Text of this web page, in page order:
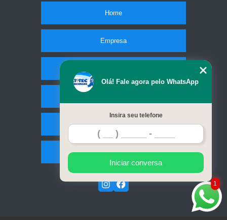
Home
Empresa
Contato
Mapa do site
1
Olá! Fale agora pelo WhatsApp
Insira seu telefone
Iniciar conversa